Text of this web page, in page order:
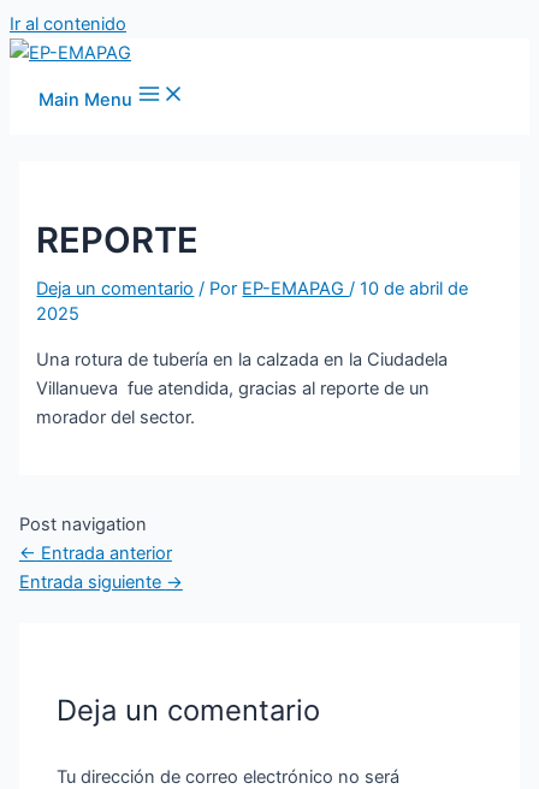
Ir al contenido
Main Menu
REPORTE
Deja un comentario / Por EP-EMAPAG/10 de abril de
2025
Una rotura de tubería en la calzada en la Ciudadela
Villanueva fue atendida, gracias al reporte de un
morador del sector.
Post navigation
← Entrada anterior
Entrada siguiente →
Deja un comentario
Tu dirección de correo electrónico no será